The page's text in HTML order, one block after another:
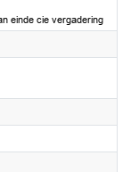
einde cie vergadering